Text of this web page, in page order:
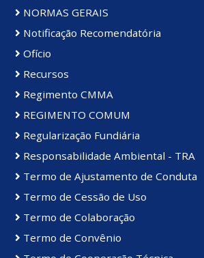
NORMAS GERAIS
Notificação Recomendatória
Ofício
Recursos
Regimento CMMA
REGIMENTO COMUM
Regularização Fundiária
Responsabilidade Ambiental - TRA
Termo de Ajustamento de Conduta
Termo de Cessão de Uso
Termo de Colaboração
Termo de Convênio